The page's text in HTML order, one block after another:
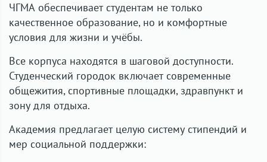
ЧГМА обеспечивает студентам не только
качественное образование, но и комфортные
условия для жизни и учёбы.
Все корпуса находятся в шаговой доступности.
Студенческий городок включает современные
общежития, спортивные площадки, здравпункт и
зону для отдыха.
Академия предлагает целую систему стипендий и
мер социальной поддержки: